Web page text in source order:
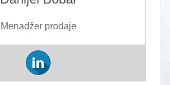
Menadžer prodaje